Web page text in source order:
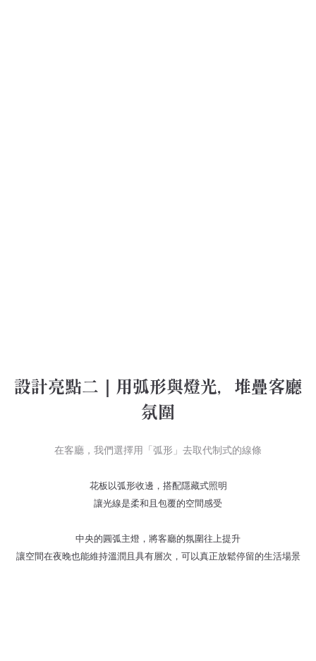
設計亮點二｜用弧形與燈光，堆疊客廳
氛圍
在客廳，我們選擇用「弧形」去取代制式的線條
花板以弧形收邊，搭配隱藏式照明
讓光線是柔和且包覆的空間感受
中央的圓弧主燈，將客廳的氛圍往上提升
讓空間在夜晚也能維持溫潤且具有層次，可以真正放鬆停留的生活場景